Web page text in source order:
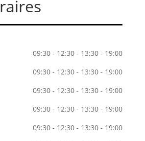
09:30 - 12:30 - 13:30 - 19:00
09:30 - 12:30 - 13:30 - 19:00
09:30 - 12:30 - 13:30 - 19:00
09:30 - 12:30 - 13:30 - 19:00
09:30 - 12:30 - 13:30 - 19:00